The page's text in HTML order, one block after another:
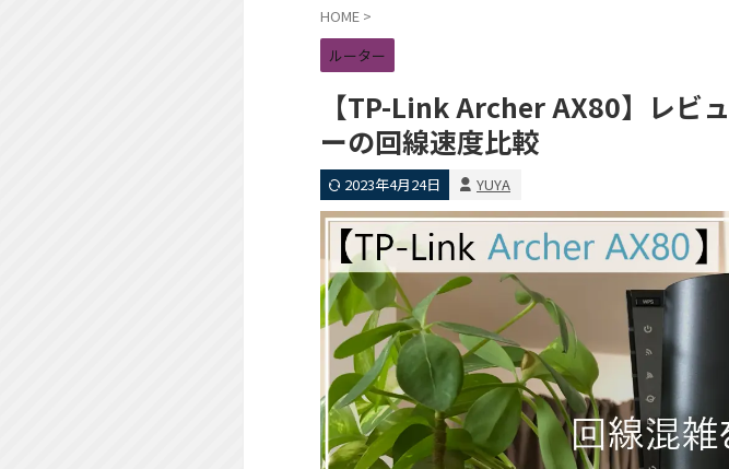
HOME >
ルーター
【TP-Link Archer AX80】レビ
ーの回線速度比較
2023年4月24日 YUYA